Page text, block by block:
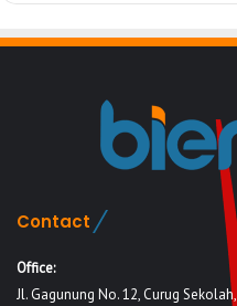
Contact
Office:
Jl. Gagunung No. 12, Curug Sekolah,